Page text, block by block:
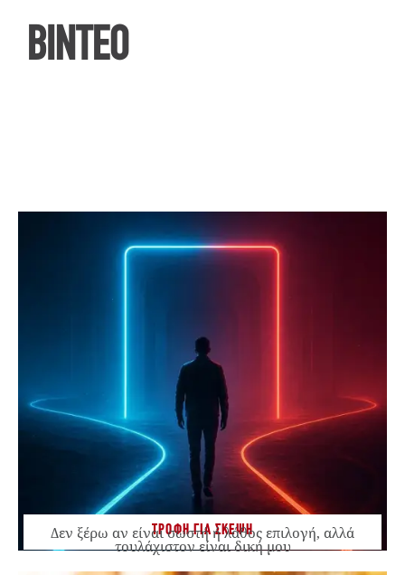
ΒΙΝΤΕΟ
ΤΡΟΦΗ ΓΙΑ ΣΚΕΨΗ
Δεν ξέρω αν είναι σωστή ή λάθος επιλογή, αλλά
τουλάχιστον είναι δική μου